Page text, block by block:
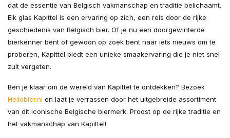
dat de essentie van Belgisch vakmanschap en traditie belichaamt.
Elk glas Kapittel is een ervaring op zich, een reis door de rijke
geschiedenis van Belgisch bier. Of je nu een doorgewinterde
bierkenner bent of gewoon op zoek bent naar iets nieuws om te
proberen, Kapittel biedt een unieke smaakervaring die je niet snel
zult vergeten.
Ben je klaar om de wereld van Kapittel te ontdekken? Bezoek
Hellobier.nl en laat je verrassen door het uitgebreide assortiment
van dit iconische Belgische biermerk. Proost op de rijke traditie en
het vakmanschap van Kapittel!